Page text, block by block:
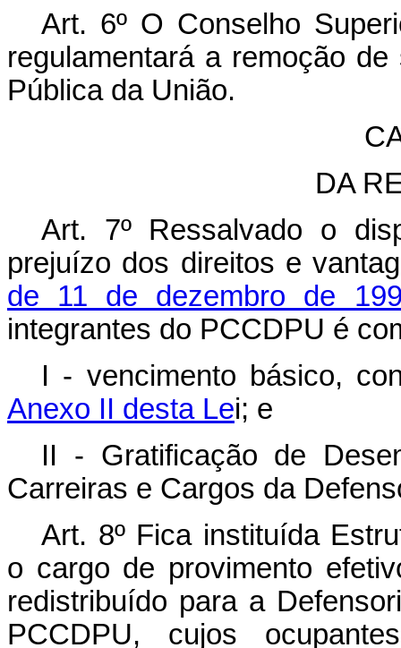
Art. 6º O Conselho
regulamentará a remoção
Pública da União.
DA
Art. 7º Ressalvado o
prejuízo dos direitos e
de 11 de dezembro de
integrantes do PCCDPU é
I - vencimento básico,
Anexo II desta Lei; e
II - Gratificação de
Carreiras e Cargos da
Art. 8º Fica instituída
o cargo de provimento
redistribuído para a
PCCDPU, cujos